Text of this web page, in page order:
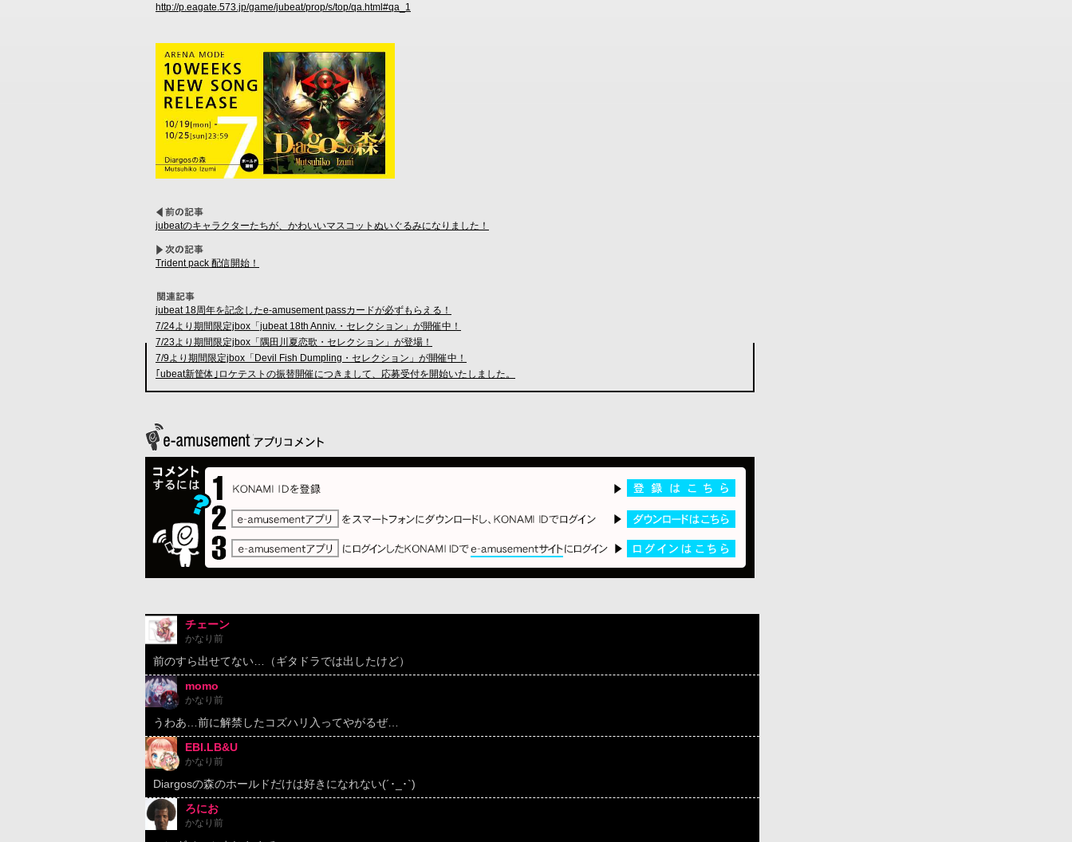
http://p.eagate.573.jp/game/jubeat/prop/s/top/qa.html#qa_1
jubeatのキャラクターたちが、かわいいマスコットぬいぐるみになりました！
Trident pack 配信開始！
jubeat 18周年を記念したe-amusement passカードが必ずもらえる！
7/24より期間限定jbox「jubeat 18th Anniv.・セレクション」が開催中！
7/23より期間限定jbox「隅田川夏恋歌・セレクション」が登場！
7/9より期間限定jbox「Devil Fish Dumpling・セレクション」が開催中！
｢ubeat新筐体｣ロケテストの振替開催につきまして、応募受付を開始いたしました。
チェーン
かなり前
前のすら出せてない…（ギタドラでは出したけど）
momo
かなり前
うわあ…前に解禁したコズハリ入ってやがるぜ…
EBI.LB&U
かなり前
Diargosの森のホールドだけは好きになれない(´･_･`)
ろにお
かなり前